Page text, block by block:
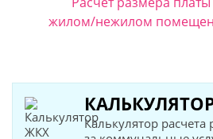
жилом/нежилом
Калькулятор расчета